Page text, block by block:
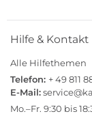
Hilfe & Kontakt
Alle Hilfethemen
Telefon: + 49 811
E-Mail:
Mo.–Fr. 9:30 bis